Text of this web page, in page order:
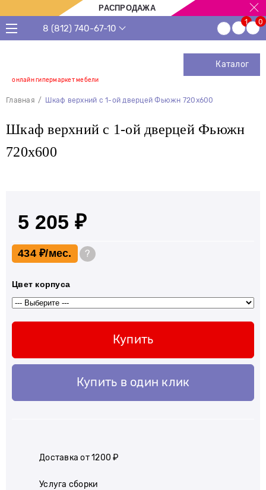
РАСПРОДАЖА
онлайн гипермаркет мебели
8 (812) 740-67-10
Каталог
Главная Шкаф верхний с 1-ой дверцей Фьюжн 720х600
Шкаф верхний с 1-ой дверцей Фьюжн
720х600
5 205 ₽
434 ₽ ?
Цвет корпуса
Купить
Купить в один клик
Доставка от 1200 ₽
Услуга сборки